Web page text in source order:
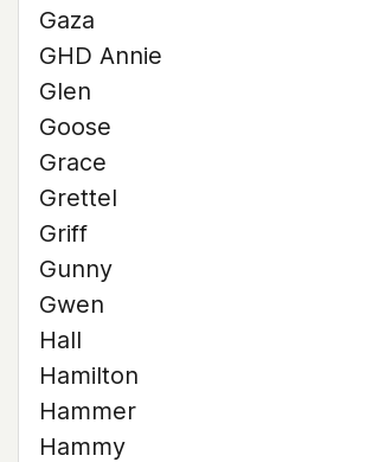
Gaza
GHD Annie
Glen
Goose
Grace
Grettel
Griff
Gunny
Gwen
Hall
Hamilton
Hammer
Hammy